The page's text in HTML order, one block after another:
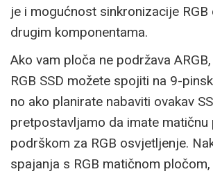
je i mogućnost sinkronizacije
drugim komponentama.
Ako vam ploča ne podržava
RGB SSD možete spojiti na 9-
no ako planirate nabaviti ovakav
pretpostavljamo da imate matičnu
podrškom za RGB osvjetljenje.
spajanja s RGB matičnom